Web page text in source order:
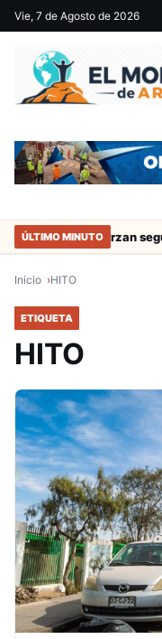
Vie, 7 de Agosto de 2026
ÚLTIMO MINUTO
Refuerzan
Inicio HITO
ETIQUETA
HITO